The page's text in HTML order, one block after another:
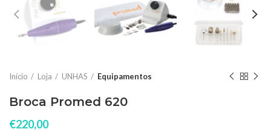
Início Loja UNHAS Equipamentos
Broca Promed 620
€220,00